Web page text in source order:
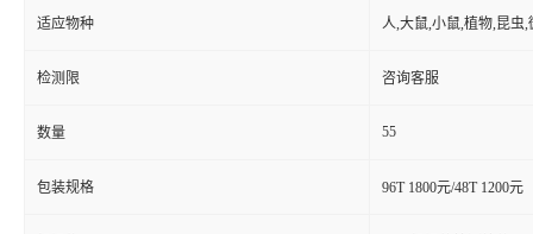
适应物种 人,大鼠,小鼠,植物,昆虫,
检测限 咨询客服
数量 55
包装规格 96T 1800元/48T 1200元